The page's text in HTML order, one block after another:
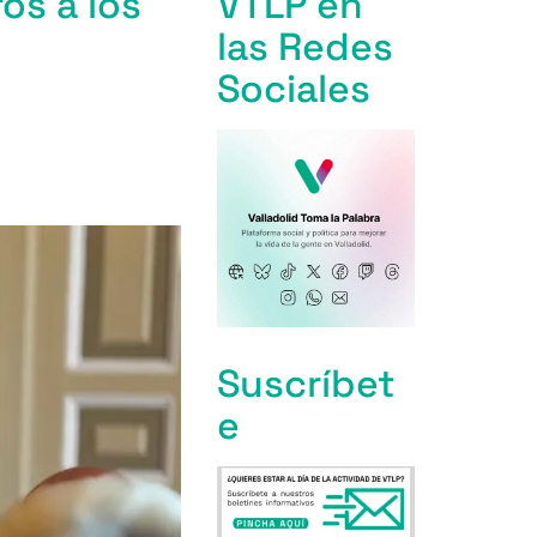
las Redes
Sociales
Suscríbet
e